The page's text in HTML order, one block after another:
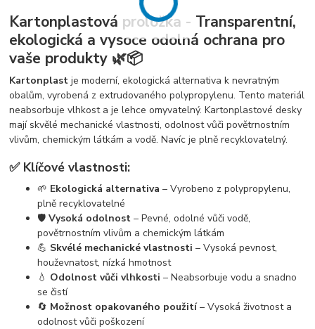
Kartonplastová proložka - Transparentní,
ekologická a vysoce odolná ochrana pro
vaše produkty 🌿📦
Kartonplast je moderní, ekologická alternativa k nevratným
obalům, vyrobená z extrudovaného polypropylenu. Tento materiál
neabsorbuje vlhkost a je lehce omyvatelný. Kartonplastové desky
mají skvělé mechanické vlastnosti, odolnost vůči povětrnostním
vlivům, chemickým látkám a vodě. Navíc je plně recyklovatelný.
✅ Klíčové vlastnosti:
🌱 Ekologická alternativa – Vyrobeno z polypropylenu,
plně recyklovatelné
🛡️Vysoká odolnost – Pevné, odolné vůči vodě,
povětrnostním vlivům a chemickým látkám
💪 Skvélé mechanické vlastnosti – Vysoká pevnost,
houževnatost, nízká hmotnost
💧 Odolnost vůči vlhkosti – Neabsorbuje vodu a snadno
se čistí
🔄 Možnost opakovaného použití– Vysoká životnost a
odolnost vůči poškození